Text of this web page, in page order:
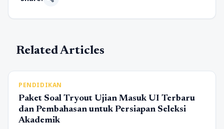
Related Articles
PENDIDIKAN
Paket Soal Tryout Ujian Masuk UI Terbaru
dan Pembahasan untuk Persiapan Seleksi
Akademik